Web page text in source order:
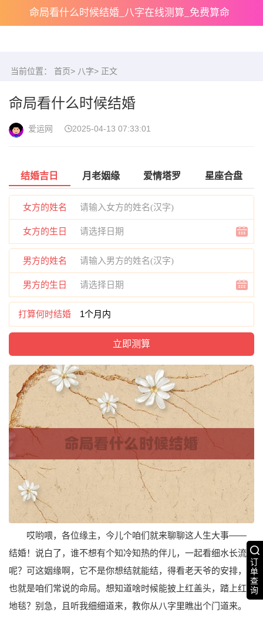
命局看什么时候结婚_八字在线测算_免费算命
订
单
查
询
当前位置： 首页> 八字> 正文
命局看什么时候结婚
爱运网 2025-04-13 07:33:01
结婚吉日 月老姻缘 爱情塔罗 星座合盘
女方的姓名
女方的生日
男方的姓名
男方的生日
打算何时结婚
哎哟喂，各位缘主，今儿个咱们就来聊聊这人生大事——
结婚！说白了，谁不想有个知冷知热的伴儿，一起看细水长流
呢？可这姻缘啊，它不是你想结就能结，得看老天爷的安排，
也就是咱们常说的命局。想知道啥时候能披上红盖头，踏上红
地毯？别急，且听我细细道来，教你从八字里瞧出个门道来。